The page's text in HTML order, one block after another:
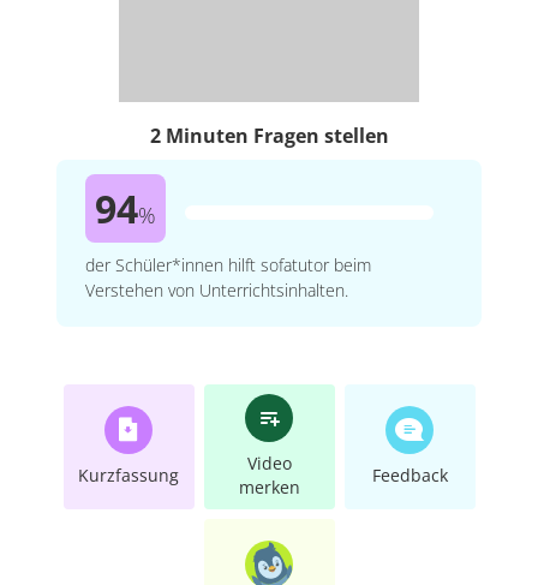
2 Minuten Fragen stellen
94%
der Schüler*innen hilft sofatutor beim
Verstehen von Unterrichtsinhalten.
Kurzfassung
Video
merken
Feedback